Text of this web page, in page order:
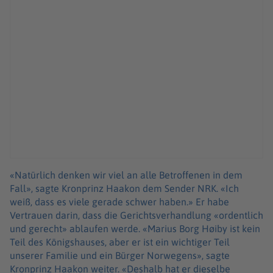
«Natürlich denken wir viel an alle Betroffenen in dem
Fall», sagte Kronprinz Haakon dem Sender NRK. «Ich
weiß, dass es viele gerade schwer haben.» Er habe
Vertrauen darin, dass die Gerichtsverhandlung «ordentlich
und gerecht» ablaufen werde. «Marius Borg Høiby ist kein
Teil des Königshauses, aber er ist ein wichtiger Teil
unserer Familie und ein Bürger Norwegens», sagte
Kronprinz Haakon weiter. «Deshalb hat er dieselbe